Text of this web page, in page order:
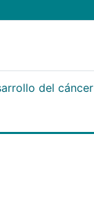
del cáncer